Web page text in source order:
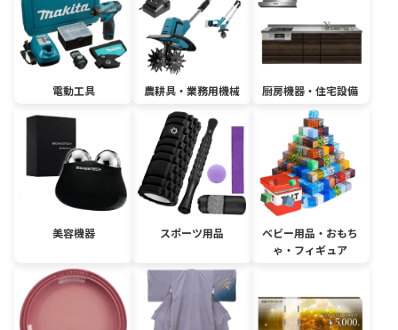
電動工具 農耕具・業務用機械 厨房機器・住宅設備
美容機器 スポーツ用品
ベビー用品・おもち
ゃ・フィギュア